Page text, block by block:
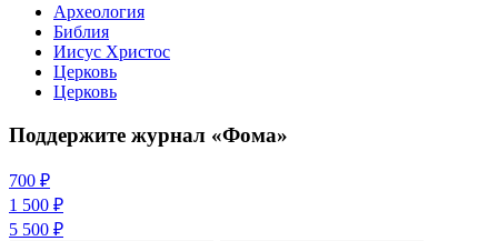
Археология
Библия
Иисус Христос
Церковь
Церковь
Поддержите журнал «Фома»
700 ₽
1 500 ₽
5 500 ₽